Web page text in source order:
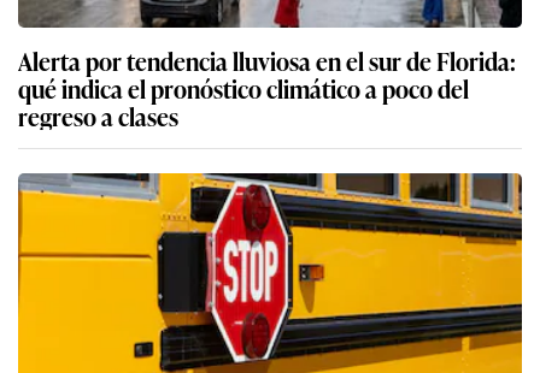
Alerta por tendencia lluviosa en el sur de Florida:
qué indica el pronóstico climático a poco del
regreso a clases